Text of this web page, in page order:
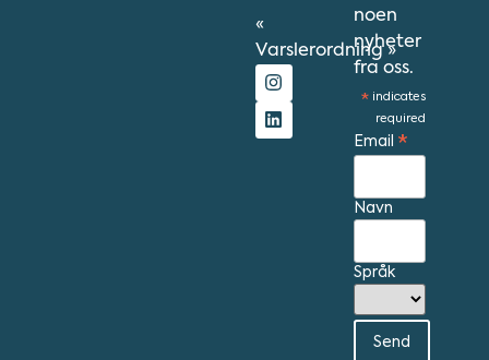
«
Varslerordning»
noen
nyheter
fra oss.
* indicates
required
Email *
Navn
Språk